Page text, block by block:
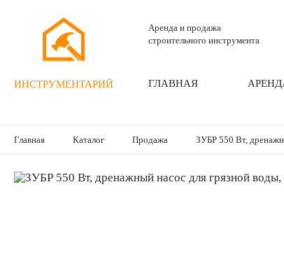
ИНСТРУМЕНТАРИЙ
Аренда и продажа
строительного инструмента
ГЛАВНАЯ
Главная Каталог Продажа ЗУБР 550 Вт,